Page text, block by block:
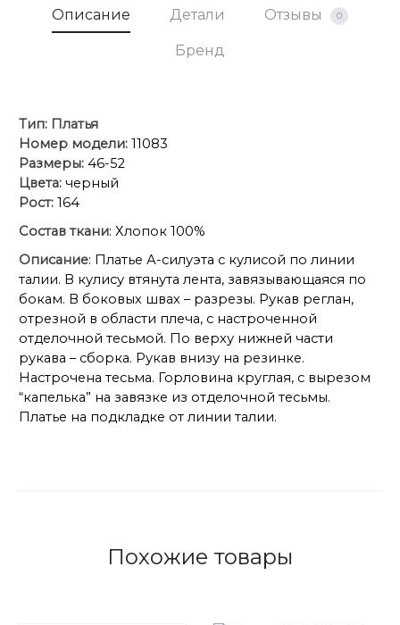
Описание Детали Отзывы 0
Бренд
Тип: Платья
Номер модели: 11083
Размеры: 46-52
Цвета: черный
Рост: 164
Состав ткани: Хлопок 100%
Описание: Платье А-силуэта с кулисой по линии
талии. В кулису втянута лента, завязывающаяся по
бокам. В боковых швах – разрезы. Рукав реглан,
отрезной в области плеча, с настроченной
отделочной тесьмой. По верху нижней части
рукава – сборка. Рукав внизу на резинке.
Настрочена тесьма. Горловина круглая, с вырезом
“капелька” на завязке из отделочной тесьмы.
Платье на подкладке от линии талии.
Похожие товары